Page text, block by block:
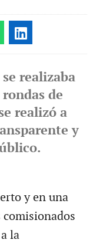
realizaba
de
realizó a
y
y en una
la